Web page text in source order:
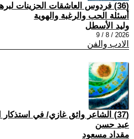
(36) فردوس العاشقات الحزينات
أسئلة الحب والرغبة والهوية
وليد الأسطل
2026 / 8 / 9
الادب والفن
(37) الشاعر واثق غازي/ في
عبد حسن
مقداد مسعود